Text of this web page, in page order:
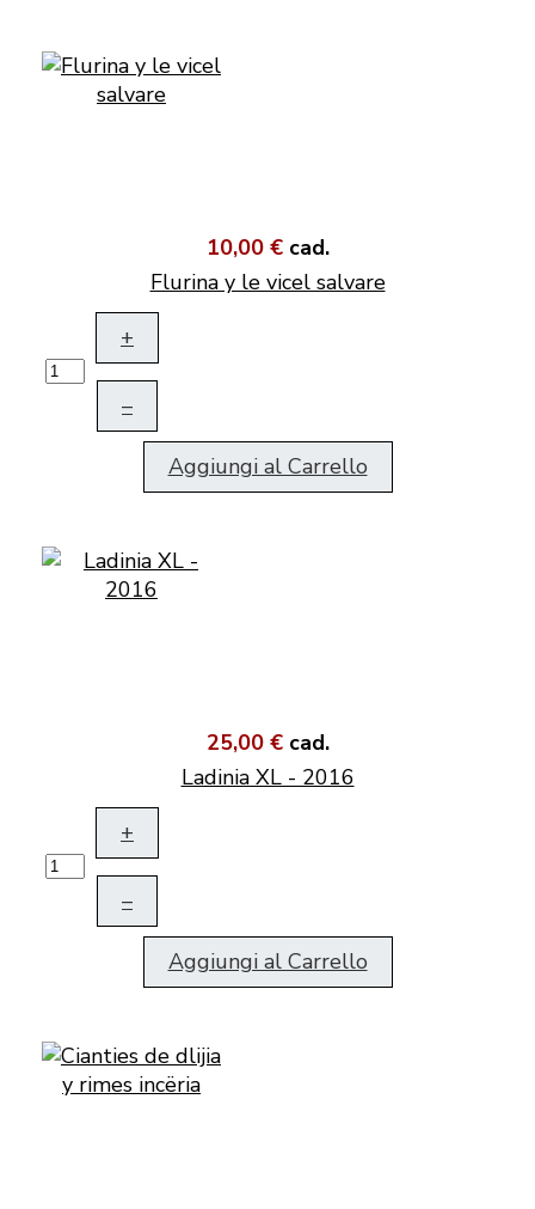
10,00 € cad.
Flurina y le vicel salvare
+
–
Aggiungi al Carrello
25,00 € cad.
Ladinia XL - 2016
+
–
Aggiungi al Carrello